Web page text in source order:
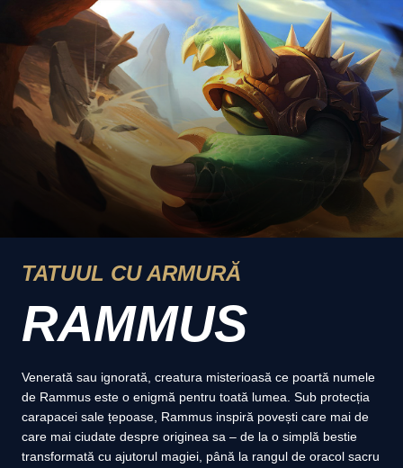
TATUUL CU ARMURĂ
RAMMUS
Venerată sau ignorată, creatura misterioasă ce poartă numele
de Rammus este o enigmă pentru toată lumea. Sub protecția
carapacei sale țepoase, Rammus inspiră povești care mai de
care mai ciudate despre originea sa – de la o simplă bestie
transformată cu ajutorul magiei, până la rangul de oracol sacru